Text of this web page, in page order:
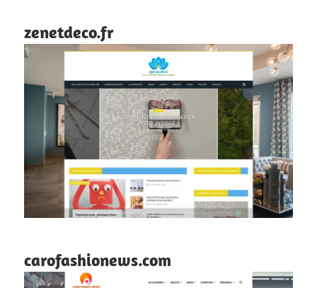
zenetdeco.fr
carofashionews.com